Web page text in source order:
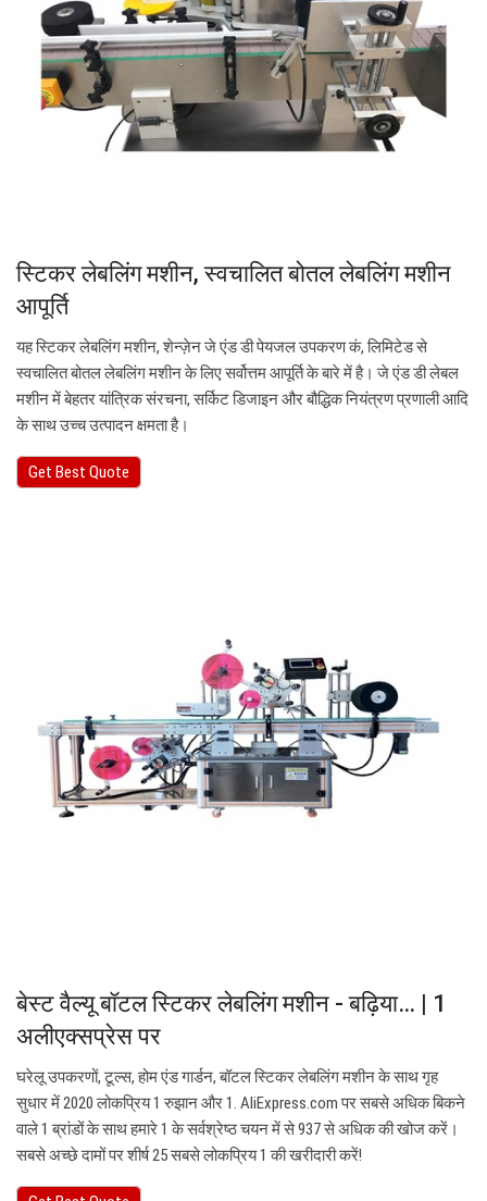
स्टिकर लेबलिंग मशीन, स्वचालित बोतल लेबलिंग मशीन
आपूर्ति
यह स्टिकर लेबलिंग मशीन, शेन्ज़ेन जे एंड डी पेयजल उपकरण कं, लिमिटेड से
स्वचालित बोतल लेबलिंग मशीन के लिए सर्वोत्तम आपूर्ति के बारे में है। जे एंड डी लेबल
मशीन में बेहतर यांत्रिक संरचना, सर्किट डिजाइन और बौद्धिक नियंत्रण प्रणाली आदि
के साथ उच्च उत्पादन क्षमता है।
Get Best Quote
बेस्ट वैल्यू बॉटल स्टिकर लेबलिंग मशीन - बढ़िया… | 1
अलीएक्सप्रेस पर
घरेलू उपकरणों, टूल्स, होम एंड गार्डन, बॉटल स्टिकर लेबलिंग मशीन के साथ गृह
सुधार में 2020 लोकप्रिय 1 रुझान और 1. AliExpress.com पर सबसे अधिक बिकने
वाले 1 ब्रांडों के साथ हमारे 1 के सर्वश्रेष्ठ चयन में से 937 से अधिक की खोज करें।
सबसे अच्छे दामों पर शीर्ष 25 सबसे लोकप्रिय 1 की खरीदारी करें!